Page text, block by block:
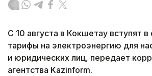
С 10 августа в Кокшетау вступят в
тарифы на электроэнергию для
и юридических лиц, передает
агентства Kazinform.